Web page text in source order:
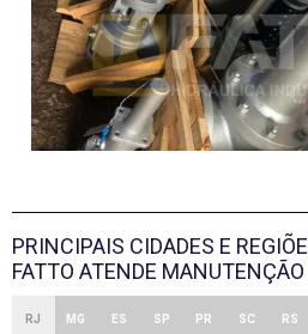
PRINCIPAIS CIDADES E
FATTO ATENDE
RJ MG ES SP PR SC RS